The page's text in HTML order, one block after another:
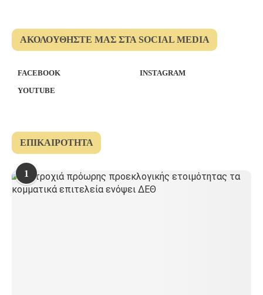
ΑΚΟΛΟΥΘΉΣΤΕ ΜΑΣ ΣΤΑ SOCIAL MEDIA
FACEBOOK
INSTAGRAM
YOUTUBE
ΕΠΙΚΑΙΡΌΤΗΤΑ
1